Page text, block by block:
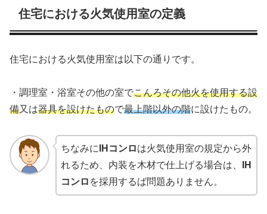
住宅における火気使用室の定義
住宅における火気使用室は以下の通りです。
・調理室・浴室その他の室でこんろその他火を使用する設
備又は器具を設けたもので最上階以外の階に設けたもの。
ちなみに IHコンロは火気使用室の規定から外
れるため、内装を木材で仕上げる場合は、
IH
コンロ を採用するば問題ありません。